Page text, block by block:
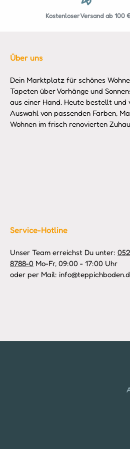
Kostenloser Versand ab 100 €
Über uns
Dein Marktplatz für schönes
Tapeten über Vorhänge und
aus einer Hand. Heute bestellt
Auswahl von passenden Farben,
Wohnen im frisch renovierten
Service-Hotline
Unser Team erreichst Du unter:
8788-0 Mo-Fr, 09:00 - 17:00 Uhr
oder per Mail: